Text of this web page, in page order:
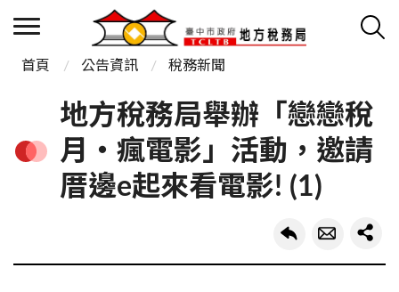
首頁 公告資訊 稅務新聞
地方稅務局舉辦「戀戀稅
月‧瘋電影」活動，邀請
厝邊e起來看電影! (1)